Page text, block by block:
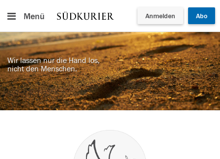
Menü Anmelden Abo
Wir lassen nur die Hand los,
nicht den Menschen.